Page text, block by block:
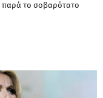
παρά το σοβαρότατο